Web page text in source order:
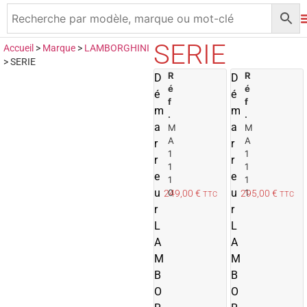
Accueil > Marque > LAMBORGHINI
>SERIE SERIE
D
é
m
a
r
r
e
u
r
L
A
M
B
O
R
é
f
.
M
A
1
1
1
0
249,00 € TTC
A
o
e
a
u
p
n
e
D
é
m
a
r
r
e
u
r
L
A
M
B
O
R
é
f
.
M
A
1
1
1
1
295,00 € TTC